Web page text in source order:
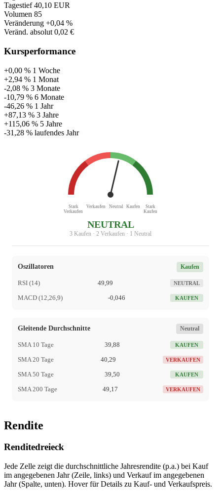
Tagestief 40,10 EUR
Volumen 85
Veränderung +0,04 %
Veränd. absolut 0,02 €
Kursperformance
+0,00 % 1 Woche
+2,94 % 1 Monat
-2,08 % 3 Monate
-10,79 % 6 Monate
-46,26 % 1 Jahr
+87,13 % 3 Jahre
+115,06 % 5 Jahre
-31,28 % laufendes Jahr
Stark
Verkaufen
Verkaufen Neutral Kaufen
Stark
Kaufen
NEUTRAL
3 Kaufen · 2 Verkaufen · 1 Neutral
Oszillatoren Kaufen
RSI (14) 49,99 NEUTRAL
MACD (12,26,9) -0,046 KAUFEN
Gleitende Durchschnitte Neutral
SMA 10 Tage 39,88 KAUFEN
SMA 20 Tage 40,29 VERKAUFEN
SMA 50 Tage 39,50 KAUFEN
SMA 200 Tage 49,17 VERKAUFEN
Rendite
Renditedreieck
Jede Zelle zeigt die durchschnittliche Jahresrendite (p.a.) bei Kauf
im angegebenen Jahr (Zeile, links) und Verkauf im angegebenen
Jahr (Spalte, unten). Hover für Details zu Kauf- und Verkaufspreis.